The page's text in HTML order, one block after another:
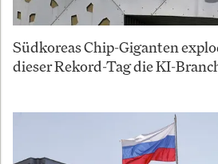
Südkoreas Chip-Giganten
dieser Rekord-Tag die KI-